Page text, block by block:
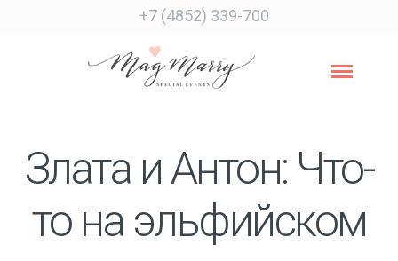
+7 (4852) 339-700
Злата и Антон: Что-
то на эльфийском